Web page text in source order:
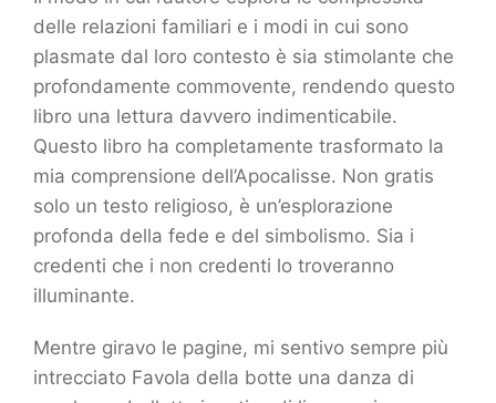
delle relazioni familiari e i modi in cui sono
plasmate dal loro contesto è sia stimolante che
profondamente commovente, rendendo questo
libro una lettura davvero indimenticabile.
Questo libro ha completamente trasformato la
mia comprensione dell’Apocalisse. Non gratis
solo un testo religioso, è un’esplorazione
profonda della fede e del simbolismo. Sia i
credenti che i non credenti lo troveranno
illuminante.
Mentre giravo le pagine, mi sentivo sempre più
intrecciato Favola della botte una danza di